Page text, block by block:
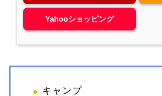
Yahooショッピング
キャンプ